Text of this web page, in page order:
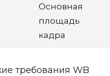
Основная
площадь
кадра
требования WB